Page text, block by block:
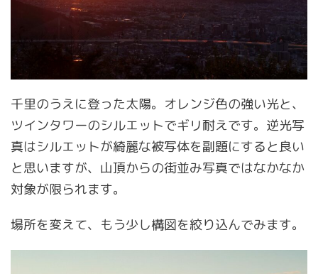
千里のうえに登った太陽。オレンジ色の強い光と、
ツインタワーのシルエットでギリ耐えです。逆光写
真はシルエットが綺麗な被写体を副題にすると良い
と思いますが、山頂からの街並み写真ではなかなか
対象が限られます。
場所を変えて、もう少し構図を絞り込んでみます。